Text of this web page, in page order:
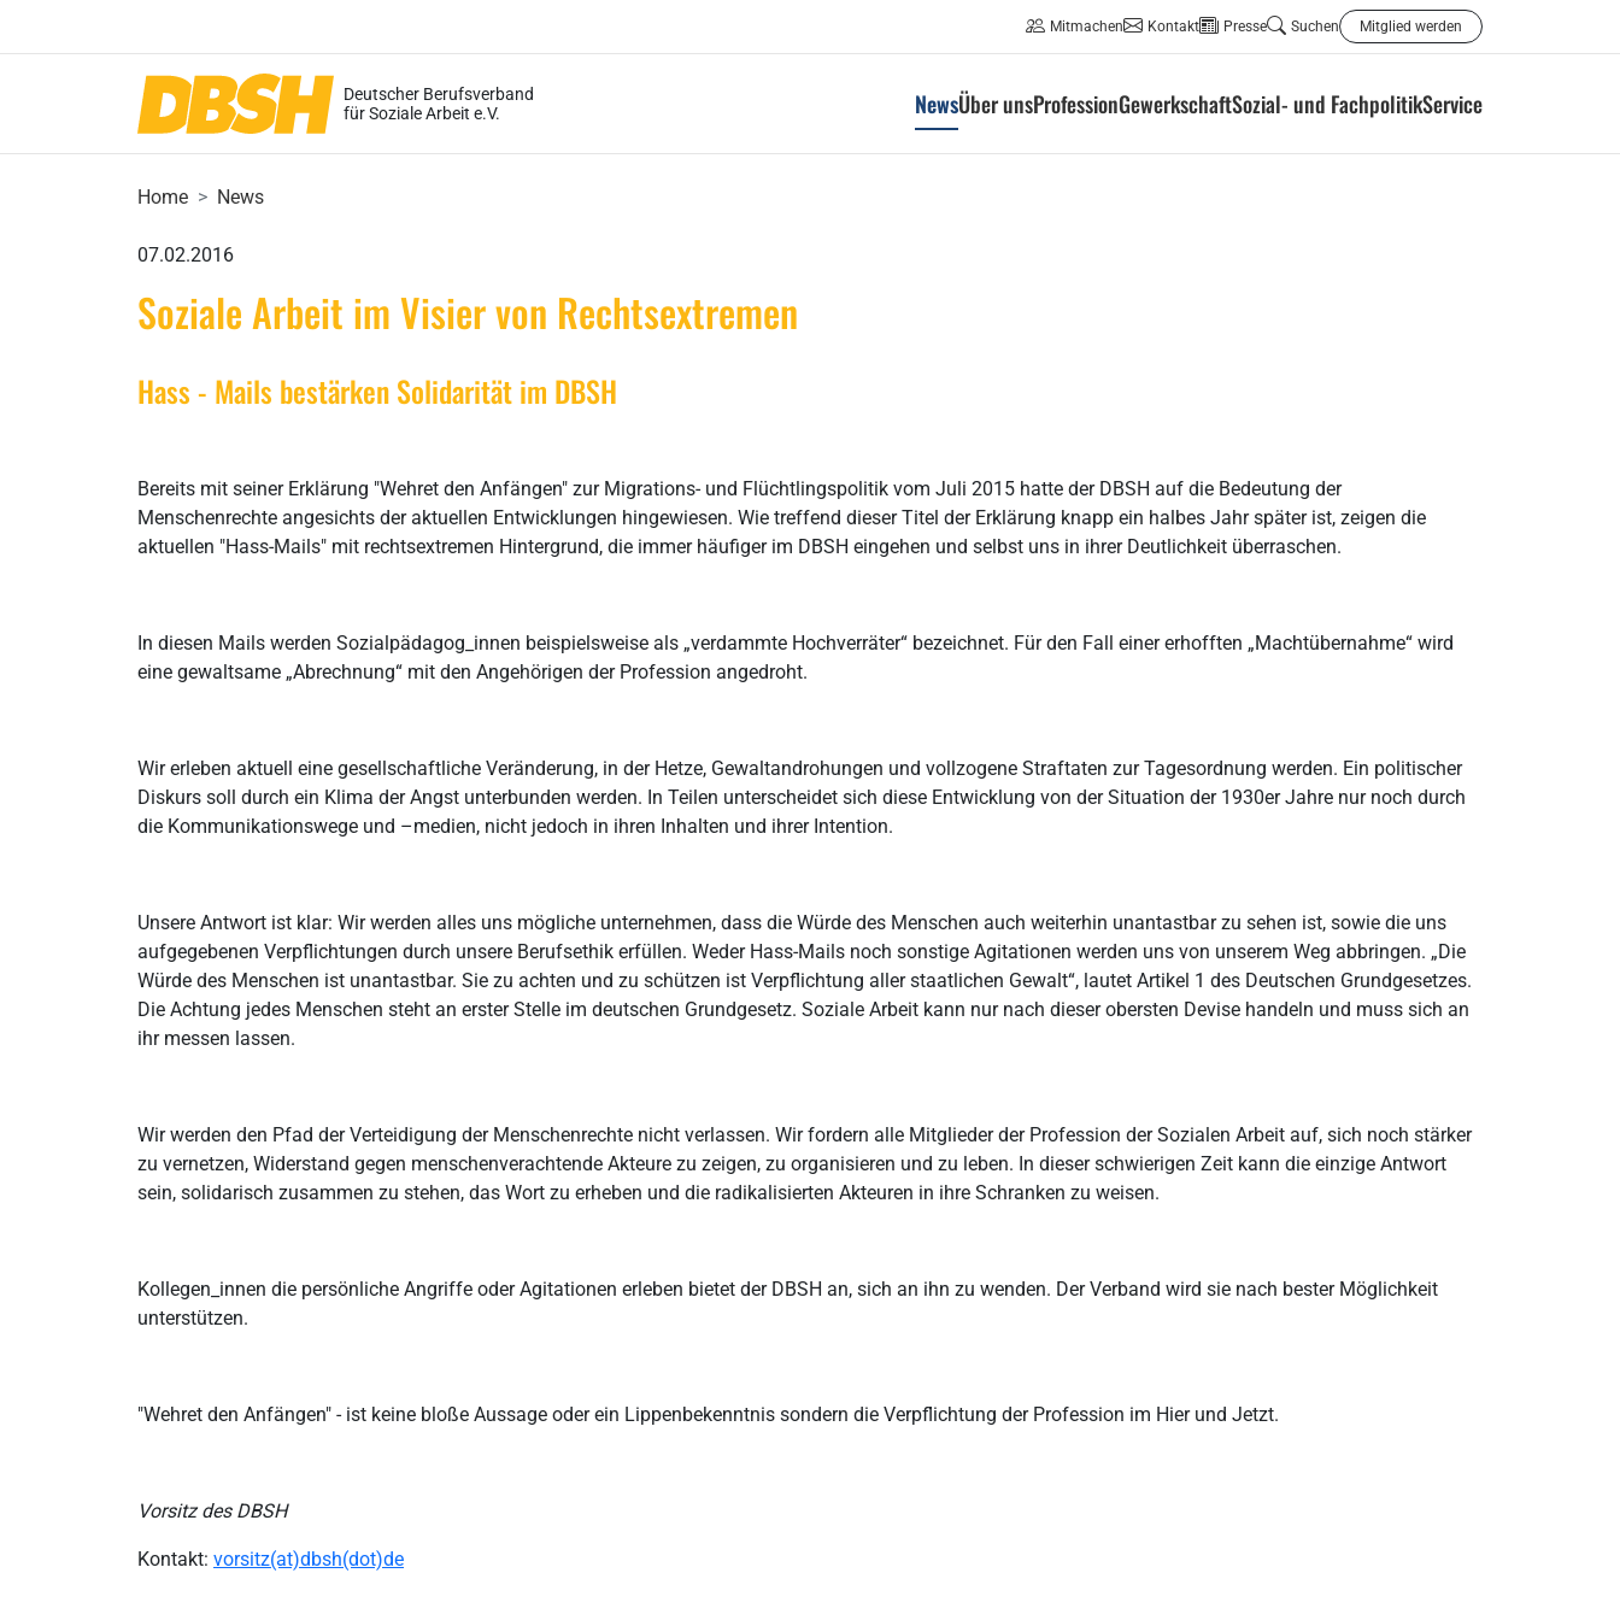
Mitmachen Kontakt Presse Suchen Mitglied werden
Deutscher Berufsverband
für Soziale Arbeit e.V.
NewsÜber unsProfessionGewerkschaftSozial- und FachpolitikService
Home News
07.02.2016
Soziale Arbeit im Visier von Rechtsextremen
Hass - Mails bestärken Solidarität im DBSH
Bereits mit seiner Erklärung "Wehret den Anfängen" zur Migrations- und Flüchtlingspolitik vom Juli 2015 hatte der DBSH auf die Bedeutung der
Menschenrechte angesichts der aktuellen Entwicklungen hingewiesen. Wie treffend dieser Titel der Erklärung knapp ein halbes Jahr später ist, zeigen die
aktuellen "Hass-Mails" mit rechtsextremen Hintergrund, die immer häufiger im DBSH eingehen und selbst uns in ihrer Deutlichkeit überraschen.
In diesen Mails werden Sozialpädagog_innen beispielsweise als „verdammte Hochverräter“ bezeichnet. Für den Fall einer erhofften „Machtübernahme“ wird
eine gewaltsame „Abrechnung“ mit den Angehörigen der Profession angedroht.
Wir erleben aktuell eine gesellschaftliche Veränderung, in der Hetze, Gewaltandrohungen und vollzogene Straftaten zur Tagesordnung werden. Ein politischer
Diskurs soll durch ein Klima der Angst unterbunden werden. In Teilen unterscheidet sich diese Entwicklung von der Situation der 1930er Jahre nur noch durch
die Kommunikationswege und –medien, nicht jedoch in ihren Inhalten und ihrer Intention.
Unsere Antwort ist klar: Wir werden alles uns mögliche unternehmen, dass die Würde des Menschen auch weiterhin unantastbar zu sehen ist, sowie die uns
aufgegebenen Verpflichtungen durch unsere Berufsethik erfüllen. Weder Hass-Mails noch sonstige Agitationen werden uns von unserem Weg abbringen. „Die
Würde des Menschen ist unantastbar. Sie zu achten und zu schützen ist Verpflichtung aller staatlichen Gewalt“, lautet Artikel 1 des Deutschen Grundgesetzes.
Die Achtung jedes Menschen steht an erster Stelle im deutschen Grundgesetz. Soziale Arbeit kann nur nach dieser obersten Devise handeln und muss sich an
ihr messen lassen.
Wir werden den Pfad der Verteidigung der Menschenrechte nicht verlassen. Wir fordern alle Mitglieder der Profession der Sozialen Arbeit auf, sich noch stärker
zu vernetzen, Widerstand gegen menschenverachtende Akteure zu zeigen, zu organisieren und zu leben. In dieser schwierigen Zeit kann die einzige Antwort
sein, solidarisch zusammen zu stehen, das Wort zu erheben und die radikalisierten Akteuren in ihre Schranken zu weisen.
Kollegen_innen die persönliche Angriffe oder Agitationen erleben bietet der DBSH an, sich an ihn zu wenden. Der Verband wird sie nach bester Möglichkeit
unterstützen.
"Wehret den Anfängen" - ist keine bloße Aussage oder ein Lippenbekenntnis sondern die Verpflichtung der Profession im Hier und Jetzt.
Vorsitz des DBSH
Kontakt: vorsitz(at)dbsh(dot)de